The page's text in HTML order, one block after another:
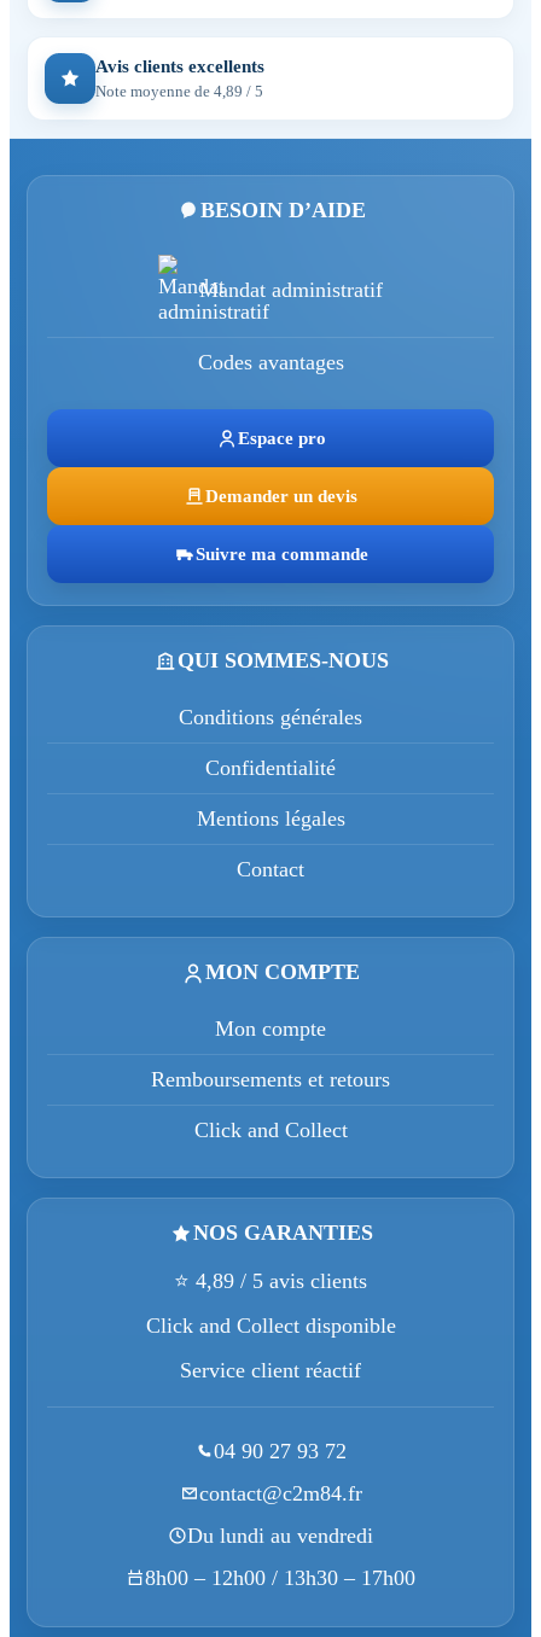
Avis clients excellents
Note moyenne de 4,89 / 5
BESOIN D’AIDE
Mandat administratif
Codes avantages
Espace pro
Demander un devis
Suivre ma commande
QUI SOMMES-NOUS
Conditions générales
Confidentialité
Mentions légales
Contact
MON COMPTE
Mon compte
Remboursements et retours
Click and Collect
NOS GARANTIES
⭐ 4,89 / 5 avis clients
Click and Collect disponible
Service client réactif
04 90 27 93 72
contact@c2m84.fr
Du lundi au vendredi
8h00 – 12h00 / 13h30 – 17h00